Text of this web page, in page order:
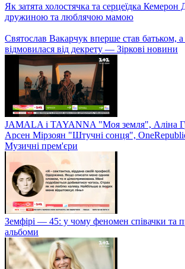
Як затята холостячка та серцеїдка Кемерон
дружиною та люблячою мамою
Святослав Вакарчук вперше став батьком,
відмовилася від декрету — Зіркові новини
JAMALA і TAYANNA "Моя земля", Аліна
Арсен Мірзоян "Штучні сонця",
Музичні прем'єри